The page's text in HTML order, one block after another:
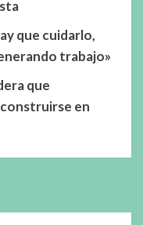
que cuidarlo,
trabajo»
que
en